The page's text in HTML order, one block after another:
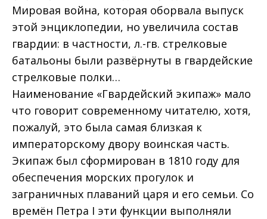
Мировая война, которая оборвала выпуск
этой энциклопедии, но увеличила состав
гвардии: в частности, л.-гв. стрелковые
батальоны были развёрнуты в гвардейские
стрелковые полки…
Наименование «Гвардейский экипаж» мало
что говорит современному читателю, хотя,
пожалуй, это была самая близкая к
императорскому двору воинская часть.
Экипаж был сформирован в 1810 году для
обеспечения морских прогулок и
заграничных плаваний царя и его семьи. Со
времён Петра I эти функции выполняли